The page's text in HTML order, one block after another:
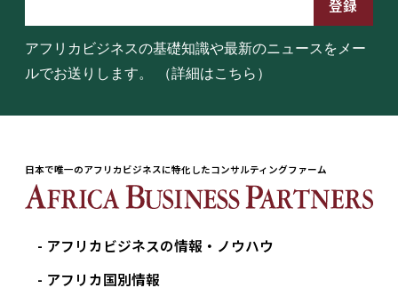
アフリカビジネスの基礎知識や最新のニュースをメー
ルでお送りします。
（詳細はこちら）
日本で唯一のアフリカビジネスに特化したコンサルティングファーム
アフリカビジネスの情報・ノウハウ
アフリカ国別情報